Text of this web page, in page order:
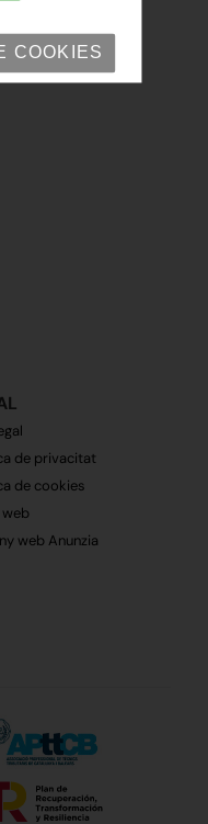
de privacitat
de cookies
web
web Anunzia
COOKIES